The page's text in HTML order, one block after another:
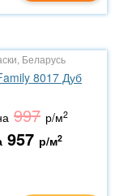
Беларусь
8017 Дуб
997 р/м2
957 р/м2